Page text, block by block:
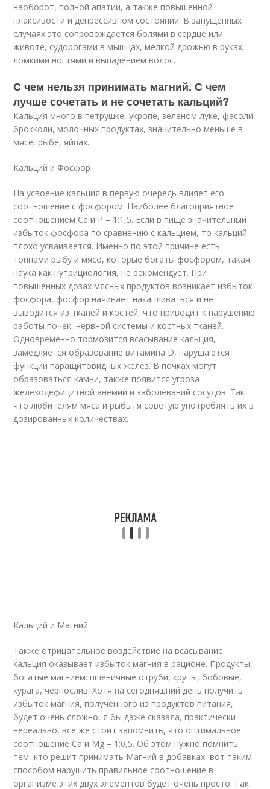
наоборот, полной апатии, а также повышенной
плаксивости и депрессивном состоянии. В запущенных
случаях это сопровождается болями в сердце или
животе, судорогами в мышцах, мелкой дрожью в руках,
ломкими ногтями и выпадением волос.
С чем нельзя принимать магний. С чем
лучше сочетать и не сочетать кальций?
Кальция много в петрушке, укропе, зеленом луке, фасоли,
брокколи, молочных продуктах, значительно меньше в
мясе, рыбе, яйцах.
Кальций и Фосфор
На усвоение кальция в первую очередь влияет его
соотношение с фосфором. Наиболее благоприятное
соотношением Са и Р – 1:1,5. Если в пище значительный
избыток фосфора по сравнению с кальцием, то кальций
плохо усваивается. Именно по этой причине есть
тоннами рыбу и мясо, которые богаты фосфором, такая
наука как нутрициология, не рекомендует. При
повышенных дозах мясных продуктов возникает избыток
фосфора, фосфор начинает накапливаться и не
выводится из тканей и костей, что приводит к нарушению
работы почек, нервной системы и костных тканей.
Одновременно тормозится всасывание кальция,
замедляется образование витамина D, нарушаются
функции паращитовидных желез. В почках могут
образоваться камни, также появится угроза
железодефицитной анемии и заболеваний сосудов. Так
что любителям мяса и рыбы, я советую употреблять их в
дозированных количествах.
Кальций и Магний
Также отрицательное воздействие на всасывание
кальция оказывает избыток магния в рационе. Продукты,
богатые магнием: пшеничные отруби, крупы, бобовые,
курага, чернослив. Хотя на сегодняшний день получить
избыток магния, полученного из продуктов питания,
будет очень сложно, я бы даже сказала, практически
нереально, все же стоит запомнить, что оптимальное
соотношение Са и Mg – 1:0,5. Об этом нужно помнить
тем, кто решит принимать Магний в добавках, вот таким
способом нарушить правильное соотношение в
организме этих двух элементов будет очень просто. Так